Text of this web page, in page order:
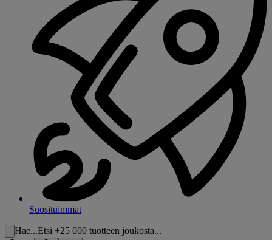
Suosituimmat
Hae...Etsi +25 000 tuotteen joukosta...